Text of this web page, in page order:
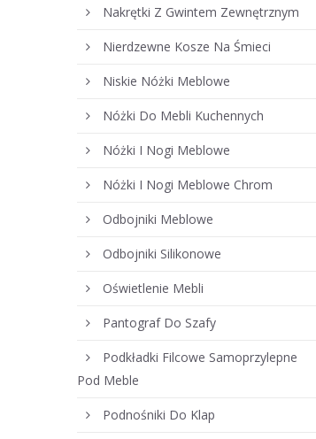
Nakrętki Z Gwintem Zewnętrznym
Nierdzewne Kosze Na Śmieci
Niskie Nóżki Meblowe
Nóżki Do Mebli Kuchennych
Nóżki I Nogi Meblowe
Nóżki I Nogi Meblowe Chrom
Odbojniki Meblowe
Odbojniki Silikonowe
Oświetlenie Mebli
Pantograf Do Szafy
Podkładki Filcowe Samoprzylepne
Pod Meble
Podnośniki Do Klap